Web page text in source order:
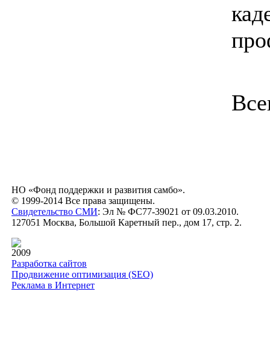
НО «Фонд поддержки и развития самбо».
© 1999-2014 Все права защищены.
Свидетельство СМИ: Эл № ФС77-39021 от 09.03.2010.
127051 Москва, Большой Каретный пер., дом 17, стр. 2.
2009
Разработка сайтов
Продвижение оптимизация (SEO)
Реклама в Интернет